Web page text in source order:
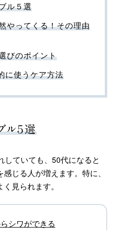
ル５選
やってくる！その理由
びのポイント
に使うケア方法
ル５選
ていても、50代になると
じる人が増えます。特に、
見られます。
シワができる